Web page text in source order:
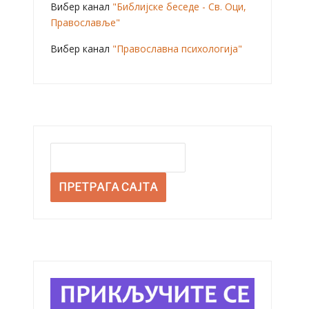
Вибер канал "Библијске беседе - Св. Оци,
Православље"
Вибер канал "Православна психологија"